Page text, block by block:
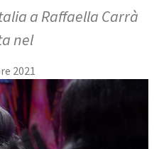
a Raffaella Carrà
nel
2021